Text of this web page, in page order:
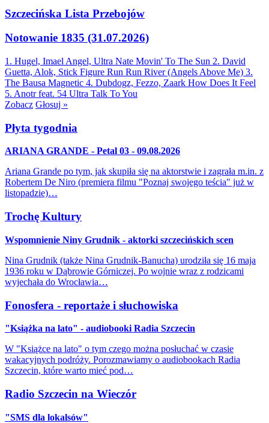
Szczecińska Lista Przebojów
Notowanie 1835 (31.07.2026)
1. Hugel, Imael Angel, Ultra Nate Movin' To The Sun 2. David
Guetta, Alok, Stick Figure Run Run River (Angels Above Me) 3.
The Bausa Magnetic 4. Dubdogz, Fezzo, Zaark How Does It Feel
5. Anotr feat. 54 Ultra Talk To You
Zobacz Głosuj »
Płyta tygodnia
ARIANA GRANDE - Petal 03 - 09.08.2026
Ariana Grande po tym, jak skupiła się na aktorstwie i zagrała m.in. z
Robertem De Niro (premiera filmu "Poznaj swojego teścia" już w
listopadzie)…
Trochę Kultury
Wspomnienie Niny Grudnik - aktorki szczecińskich scen
Nina Grudnik (także Nina Grudnik-Banucha) urodziła się 16 maja
1936 roku w Dąbrowie Górniczej. Po wojnie wraz z rodzicami
wyjechała do Wrocławia…
Fonosfera - reportaże i słuchowiska
"Książka na lato" - audiobooki Radia Szczecin
W "Książce na lato" o tym czego można posłuchać w czasie
wakacyjnych podróży. Porozmawiamy o audiobookach Radia
Szczecin, które warto mieć pod…
Radio Szczecin na Wieczór
"SMS dla lokalsów"